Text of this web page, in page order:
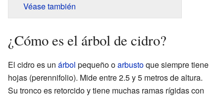
Véase también
¿Cómo es el árbol de cidro?
El cidro es un árbol pequeño oarbustoque siempre tiene
hojas (perennifolio). Mide entre 2.5 y 5 metros de altura.
Su tronco es retorcido y tiene muchas ramas rígidas con